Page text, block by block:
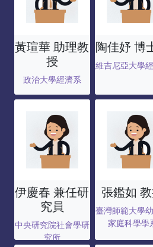
黃瑄華 助理教
授
政治大學經濟系
陶佳妤 博
維吉尼亞大學
伊慶春 兼任研
究員
中央研究院社會學研
究所
張鑑如
臺灣師範大學
家庭科學學